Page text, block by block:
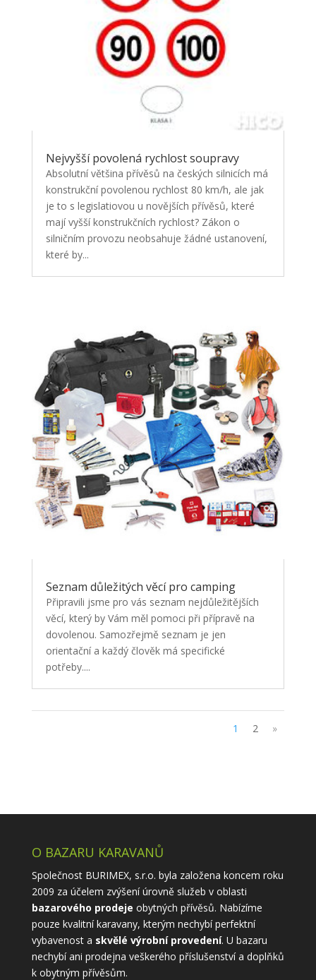
Nejvyšší povolená rychlost soupravy
Absolutní většina přívěsů na českých silnicích má
konstrukční povolenou rychlost 80 km/h, ale jak
je to s legislatiovou u novějších přívěsů, které
mají vyšší konstrukčních rychlost? Zákon o
silničním provozu neobsahuje žádné ustanovení,
které by...
Seznam důležitých věcí pro camping
Připravili jsme pro vás seznam nejdůležitějších
věcí, který by Vám měl pomoci při přípravě na
dovolenou. Samozřejmě seznam je jen
orientační a každý člověk má specifické
potřeby....
1 2 »
O BAZARU KARAVANŮ
Společnost BURIMEX, s.r.o. byla založena koncem roku
2009 za účelem zvýšení úrovně služeb v oblasti
bazarového prodeje obytných přívěsů. Nabízíme
pouze kvalitní karavany, kterým nechybí perfektní
vybavenost a skvělé výrobní provedení. U bazaru
nechybí ani prodejna veškerého příslušenství a doplňků
k obytným přívěsům.